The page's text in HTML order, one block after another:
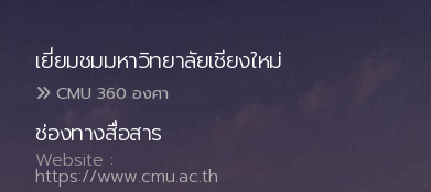
เยี่ยมชมมหาวิทยาลัยเชียงใหม่
CMU 360 องศา
ช่องทางสื่อสาร
Website :
https://www.cmu.ac.th